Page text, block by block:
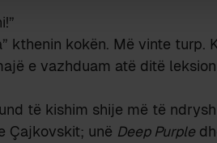
kthenin kokën. Më vinte turp.
e vazhduam atë ditë
të kishim shije më të
Çajkovskit; unë Deep Purple